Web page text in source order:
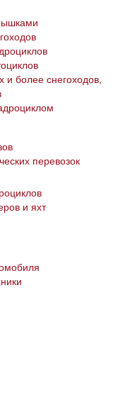
и более снегоходов,
перевозок
и яхт